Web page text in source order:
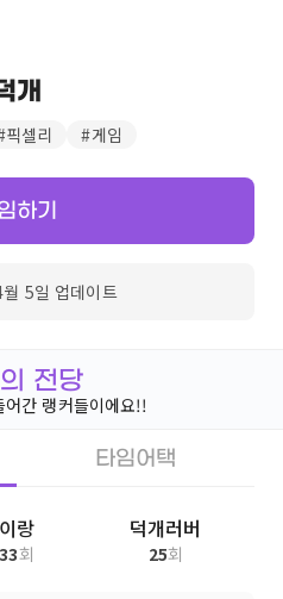
개
픽셀리 #게임
하기
5일 업데이트
전당
간 랭커들이에요!!
타임어택
이랑
33회
덕개러버
25회